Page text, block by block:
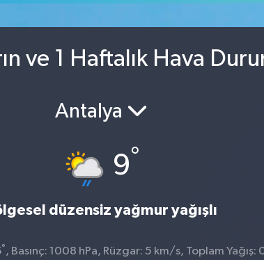
ve 1 Haftalık Hava
Antalya
9°
düzensiz yağmur yağışlı
° , Basınç: 1008 hPa, Rüzgar: 5 km/s, Toplam Yağış: